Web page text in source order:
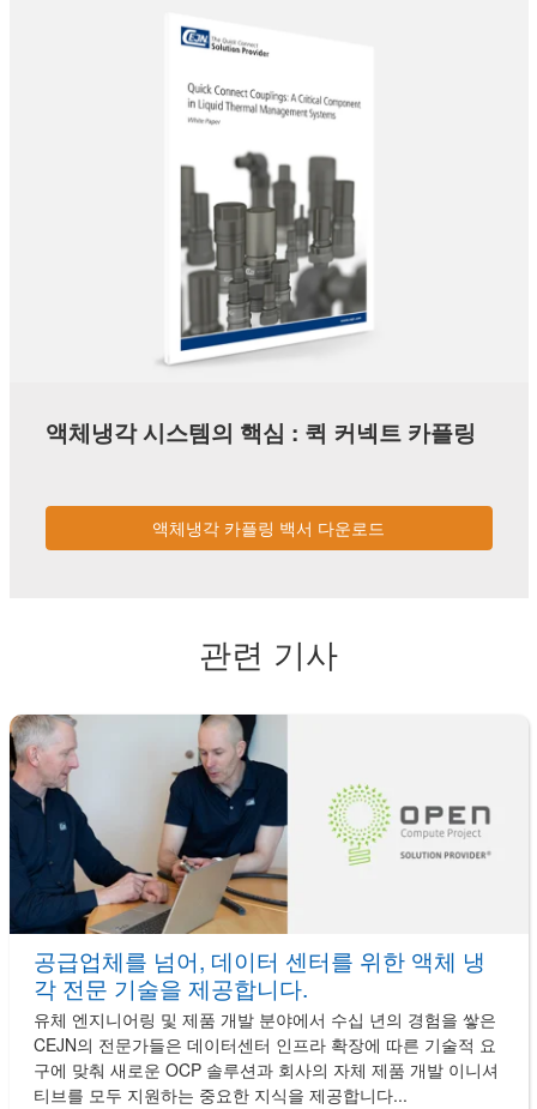
액체냉각 시스템의 핵심 : 퀵 커넥트 카플링
액체냉각 카플링 백서 다운로드
관련 기사
공급업체를 넘어, 데이터 센터를 위한 액체 냉
각 전문 기술을 제공합니다.
유체 엔지니어링 및 제품 개발 분야에서 수십 년의 경험을 쌓은
CEJN의 전문가들은 데이터센터 인프라 확장에 따른 기술적 요
구에 맞춰 새로운 OCP 솔루션과 회사의 자체 제품 개발 이니셔
티브를 모두 지원하는 중요한 지식을 제공합니다...